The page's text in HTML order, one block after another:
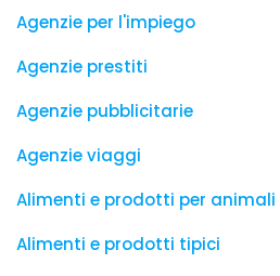
Agenzie per l'impiego
Agenzie prestiti
Agenzie pubblicitarie
Agenzie viaggi
Alimenti e prodotti per animali
Alimenti e prodotti tipici